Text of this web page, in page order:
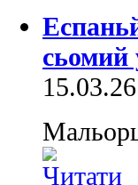
сьомий